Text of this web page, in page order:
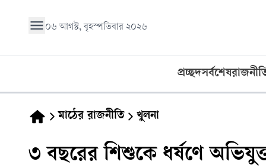
০৬ আগস্ট, বৃহস্পতিবার ২০২৬
প্রচ্ছদসর্বশেষ
মাঠের রাজনীতি খুলনা
৩ বছরের শিশুকে ধর্ষণে